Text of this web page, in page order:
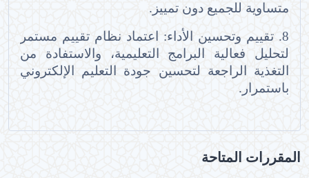
متساوية للجميع دون تمييز.
8. تقييم وتحسين الأداء: اعتماد نظام تقييم مستمر
لتحليل فعالية البرامج التعليمية، والاستفادة من
التغذية الراجعة لتحسين جودة التعليم الإلكتروني
باستمرار.
المقررات المتاحة